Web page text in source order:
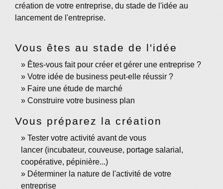
création de votre entreprise, du stade de l'idée au
lancement de l'entreprise.
Vous êtes au stade de l'idée
Êtes-vous fait pour créer et gérer une entreprise ?
Votre idée de business peut-elle réussir ?
Faire une étude de marché
Construire votre business plan
Vous préparez la création
Tester votre activité avant de vous
lancer (incubateur, couveuse, portage salarial,
coopérative, pépinière...)
Déterminer la nature de l'activité de votre
entreprise